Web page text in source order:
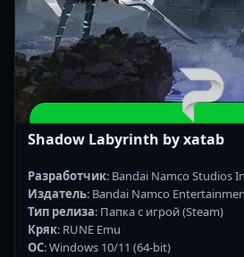
Shadow Labyrinth by xatab
Разработчик: Bandai Namco Studios
Издатель: Bandai Namco
Тип релиза: Папка с игрой (Steam)
Кряк: RUNE Emu
ОС: Windows 10/11 (64-bit)